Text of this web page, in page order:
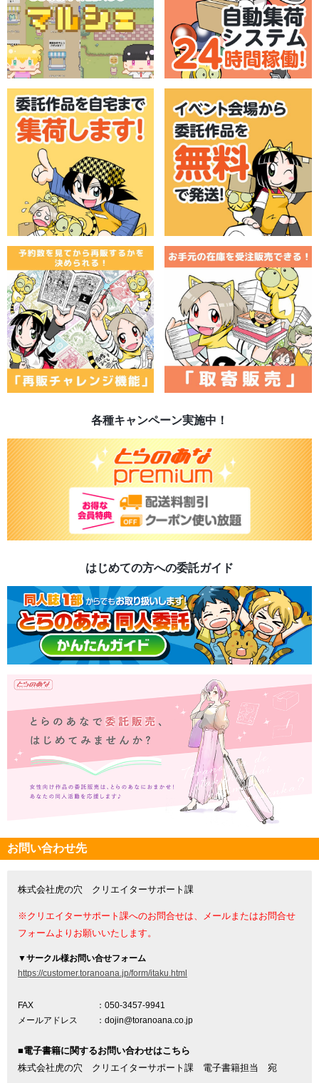
各種キャンペーン実施中！
はじめての方への委託ガイド
お問い合わせ先
株式会社虎の穴 クリエイターサポート課
※クリエイターサポート課へのお問合せは、メールまたはお問合せ
フォームよりお願いいたします。
▼サークル様お問い合せフォーム
https://customer.toranoana.jp/form/itaku.html
FAX
：050-3457-9941
メールアドレス
：dojin@toranoana.co.jp
■電子書籍に関するお問い合わせはこちら
株式会社虎の穴 クリエイターサポート課 電子書籍担当 宛